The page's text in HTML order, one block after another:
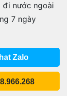
đi nước ngoài
7 ngày
Zalo